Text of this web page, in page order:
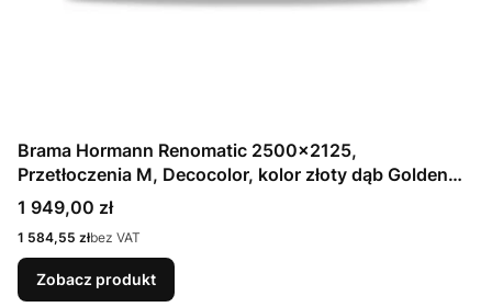
Brama Hormann Renomatic 2500x2125,
Przetłoczenia M, Decocolor, kolor złoty dąb Golden
Oak / OCYNK + Prowadzenie Z
Cena
1 949,00 zł
Cena
1 584,55 złbez VAT
Zobacz produkt